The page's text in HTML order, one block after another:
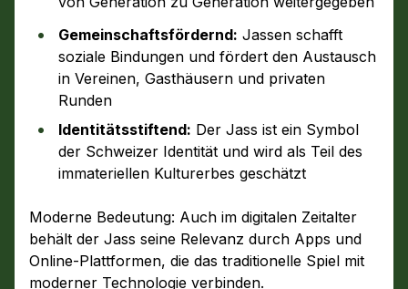
Gemeinschaftsfördernd: Jassen schafft
soziale Bindungen und fördert den Austausch
in Vereinen, Gasthäusern und privaten
Runden
Identitätsstiftend: Der Jass ist ein Symbol
der Schweizer Identität und wird als Teil des
immateriellen Kulturerbes geschätzt
Moderne Bedeutung: Auch im digitalen Zeitalter
behält der Jass seine Relevanz durch Apps und
Online-Plattformen, die das traditionelle Spiel mit
moderner Technologie verbinden.